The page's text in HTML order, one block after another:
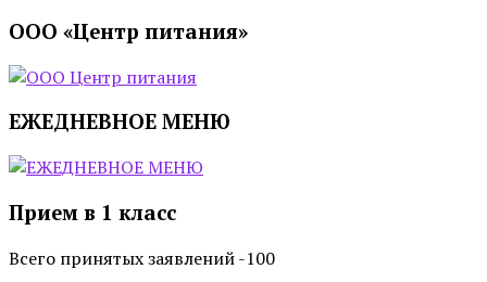
ООО «Центр питания»
ЕЖЕДНЕВНОЕ МЕНЮ
Прием в 1 класс
Всего принятых заявлений -100